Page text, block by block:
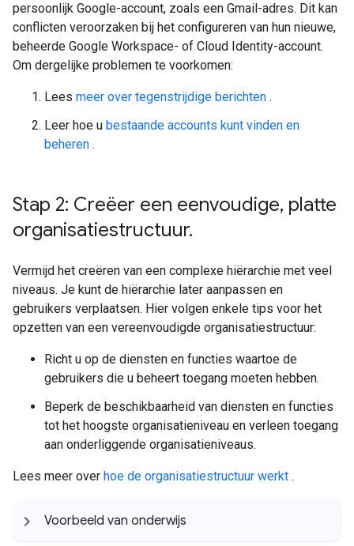
persoonlijk Google-account, zoals een Gmail-adres. Dit kan
conflicten veroorzaken bij het configureren van hun nieuwe,
beheerde Google Workspace- of Cloud Identity-account.
Om dergelijke problemen te voorkomen:
Lees meer over tegenstrijdige berichten .
Leer hoe u bestaande accounts kunt vinden en
beheren .
Stap 2: Creëer een eenvoudige, platte
organisatiestructuur.
Vermijd het creëren van een complexe hiërarchie met veel
niveaus. Je kunt de hiërarchie later aanpassen en
gebruikers verplaatsen. Hier volgen enkele tips voor het
opzetten van een vereenvoudigde organisatiestructuur:
Richt u op de diensten en functies waartoe de
gebruikers die u beheert toegang moeten hebben.
Beperk de beschikbaarheid van diensten en functies
tot het hoogste organisatieniveau en verleen toegang
aan onderliggende organisatieniveaus.
Lees meer over hoe de organisatiestructuur werkt .
Voorbeeld van onderwijs